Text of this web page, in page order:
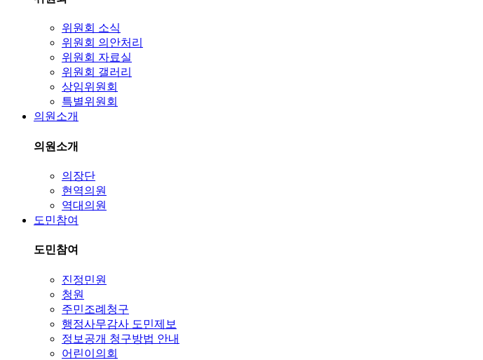
위원회 소식
위원회 의안처리
위원회 자료실
위원회 갤러리
상임위원회
특별위원회
의원소개
의원소개
의장단
현역의원
역대의원
도민참여
도민참여
진정민원
청원
주민조례청구
행정사무감사 도민제보
정보공개 청구방법 안내
어린이의회